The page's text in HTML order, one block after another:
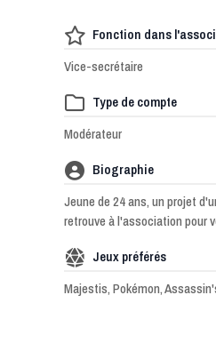
Fonction dans
Vice-secrétaire
Type de compte
Modérateur
Biographie
Jeune de 24 ans, un projet
retrouve à l'association pour
Jeux préférés
Majestis, Pokémon,